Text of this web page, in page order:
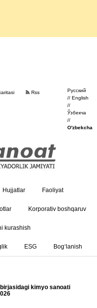
Rss
Русский
//English
//
Ўзбекча
//
O'zbekcha
Hujjatlar Faoliyat
Korporativ boshqaruv
kurashish
ESG Bog‘lanish
kimyo sanoati